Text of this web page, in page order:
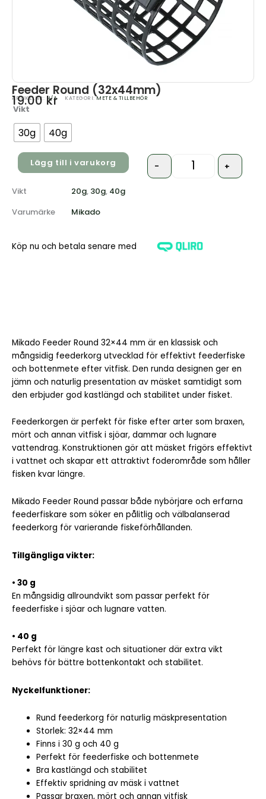
Feeder Round (32x44mm)
ARTIKELNR: N/A KATEGORI:METE & TILLBEHÖR
19.00kr
Vikt
30g 40g
- +
Lägg till i varukorg
Vikt 20g, 30g, 40g
Varumärke
Mikado
Köp nu och betala senare med
Mikado Feeder Round 32×44 mm är en klassisk och
mångsidig feederkorg utvecklad för effektivt feederfiske
och bottenmete efter vitfisk. Den runda designen ger en
jämn och naturlig presentation av mäsket samtidigt som
den erbjuder god kastlängd och stabilitet under fisket.
Feederkorgen är perfekt för fiske efter arter som braxen,
mört och annan vitfisk i sjöar, dammar och lugnare
vattendrag. Konstruktionen gör att mäsket frigörs effektivt
i vattnet och skapar ett attraktivt foderområde som håller
fisken kvar längre.
Mikado Feeder Round passar både nybörjare och erfarna
feederfiskare som söker en pålitlig och välbalanserad
feederkorg för varierande fiskeförhållanden.
Tillgängliga vikter:
• 30 g
En mångsidig allroundvikt som passar perfekt för
feederfiske i sjöar och lugnare vatten.
• 40 g
Perfekt för längre kast och situationer där extra vikt
behövs för bättre bottenkontakt och stabilitet.
Nyckelfunktioner:
Rund feederkorg för naturlig mäskpresentation
Storlek: 32×44 mm
Finns i 30 g och 40 g
Perfekt för feederfiske och bottenmete
Bra kastlängd och stabilitet
Effektiv spridning av mäsk i vattnet
Passar braxen, mört och annan vitfisk